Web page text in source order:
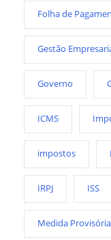
Folha de
Gestão
Governo
ICMS
impostos
IRPJ ISS
Medida Provisória